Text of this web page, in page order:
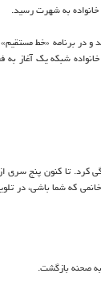
در برنامه «خط
کنندگی کرد. تا کنون
برنامه مستند خود با عنوان